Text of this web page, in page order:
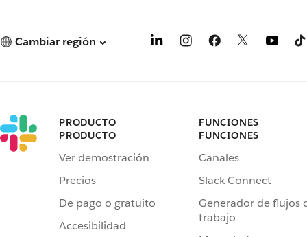
Cambiar región
PRODUCTO
PRODUCTO
Ver demostración
Precios
De pago o gratuito
Accesibilidad
FUNCIONES
FUNCIONES
Canales
Slack Connect
Generador de flujos
trabajo